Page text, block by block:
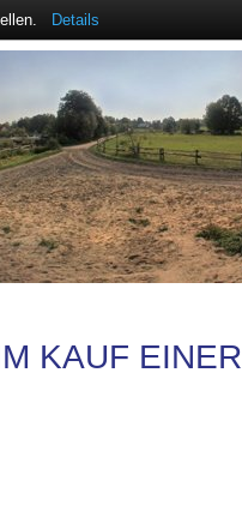
KAUF EINER
Details